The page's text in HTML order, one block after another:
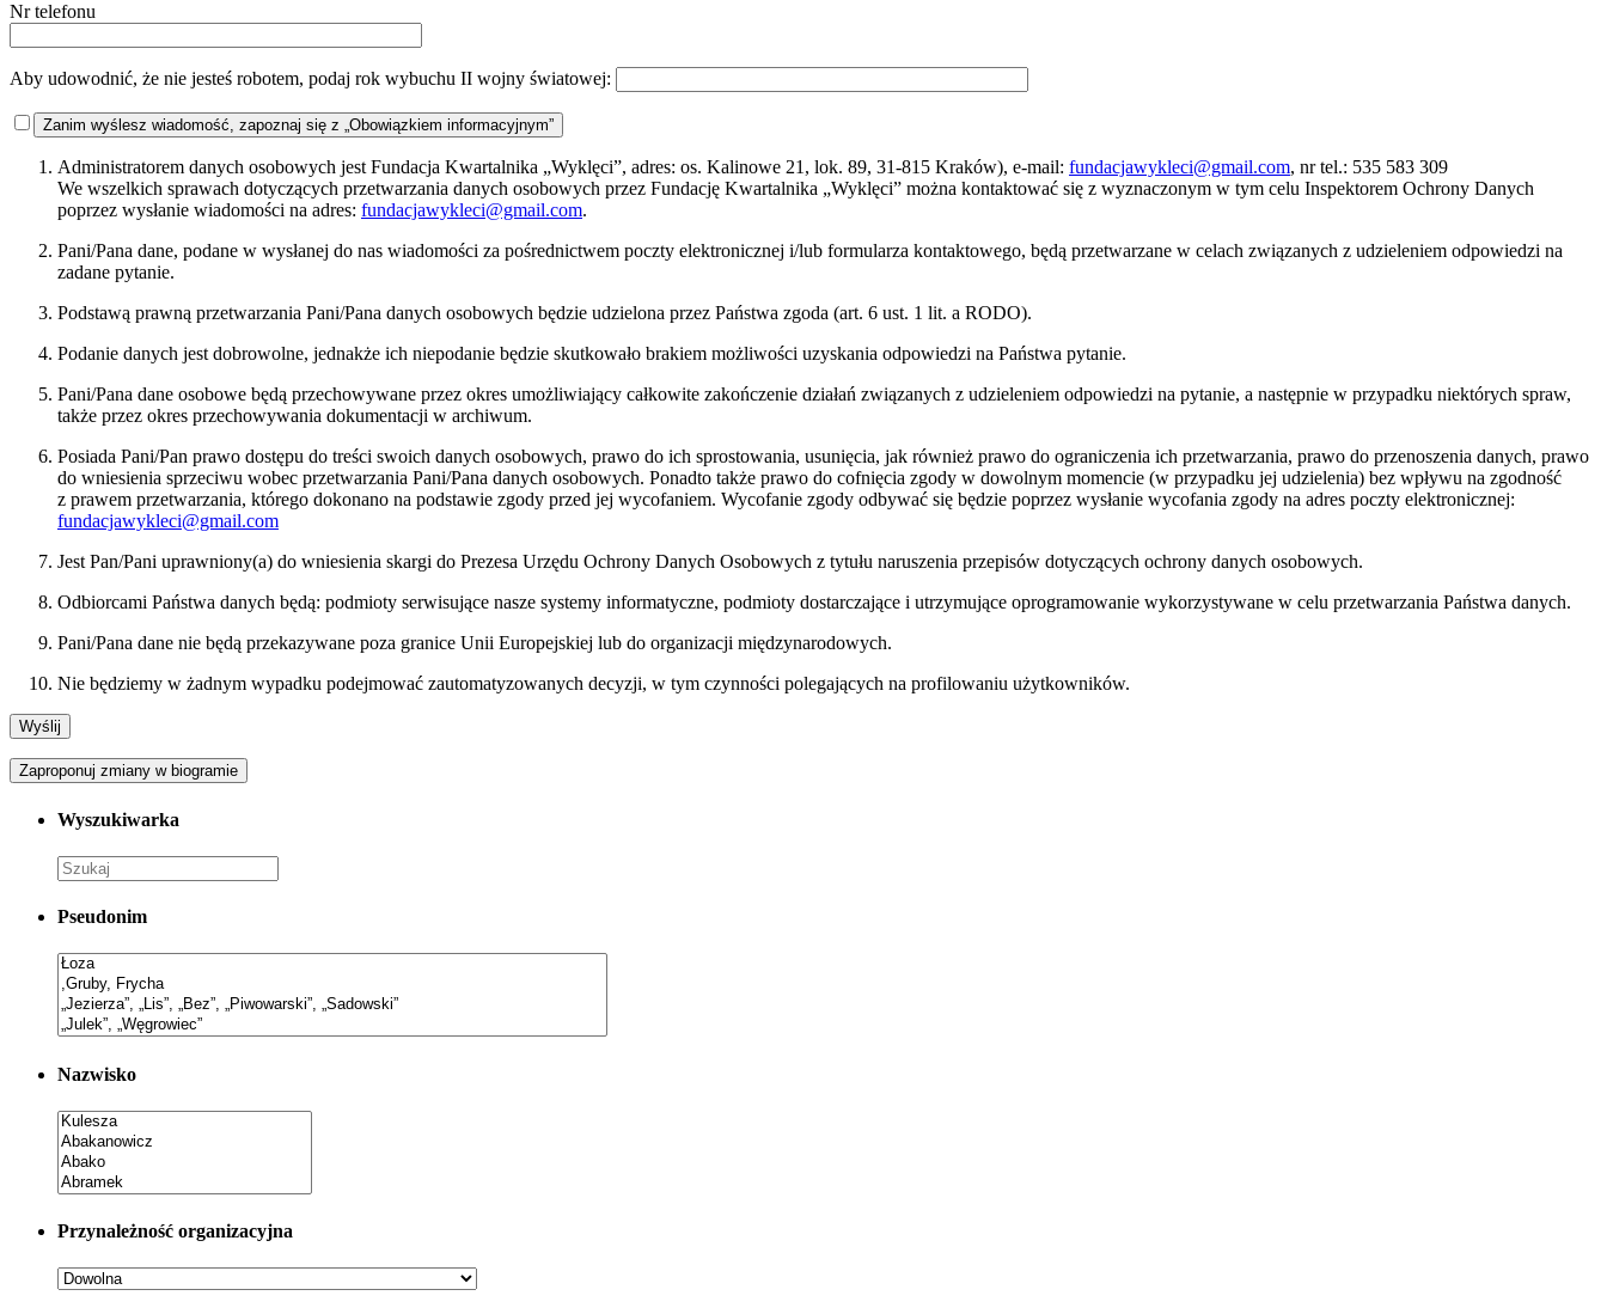
Nr telefonu
Aby udowodnić, że nie jesteś robotem, podaj rok wybuchu II wojny światowej:
Zanim wyślesz wiadomość, zapoznaj się z „Obowiązkiem informacyjnym”
Administratorem danych osobowych jest Fundacja Kwartalnika „Wyklęci”, adres: os. Kalinowe 21, lok. 89, 31-815 Kraków), e-mail: fundacjawykleci@gmail.com, nr tel.: 535 583 309
We wszelkich sprawach dotyczących przetwarzania danych osobowych przez Fundację Kwartalnika „Wyklęci” można kontaktować się z wyznaczonym w tym celu Inspektorem Ochrony Danych
poprzez wysłanie wiadomości na adres: fundacjawykleci@gmail.com.
Pani/Pana dane, podane w wysłanej do nas wiadomości za pośrednictwem poczty elektronicznej i/lub formularza kontaktowego, będą przetwarzane w celach związanych z udzieleniem odpowiedzi na
zadane pytanie.
Podstawą prawną przetwarzania Pani/Pana danych osobowych będzie udzielona przez Państwa zgoda (art. 6 ust. 1 lit. a RODO).
Podanie danych jest dobrowolne, jednakże ich niepodanie będzie skutkowało brakiem możliwości uzyskania odpowiedzi na Państwa pytanie.
Pani/Pana dane osobowe będą przechowywane przez okres umożliwiający całkowite zakończenie działań związanych z udzieleniem odpowiedzi na pytanie, a następnie w przypadku niektórych spraw,
także przez okres przechowywania dokumentacji w archiwum.
Posiada Pani/Pan prawo dostępu do treści swoich danych osobowych, prawo do ich sprostowania, usunięcia, jak również prawo do ograniczenia ich przetwarzania, prawo do przenoszenia danych, prawo
do wniesienia sprzeciwu wobec przetwarzania Pani/Pana danych osobowych. Ponadto także prawo do cofnięcia zgody w dowolnym momencie (w przypadku jej udzielenia) bez wpływu na zgodność
z prawem przetwarzania, którego dokonano na podstawie zgody przed jej wycofaniem. Wycofanie zgody odbywać się będzie poprzez wysłanie wycofania zgody na adres poczty elektronicznej:
fundacjawykleci@gmail.com
Jest Pan/Pani uprawniony(a) do wniesienia skargi do Prezesa Urzędu Ochrony Danych Osobowych z tytułu naruszenia przepisów dotyczących ochrony danych osobowych.
Odbiorcami Państwa danych będą: podmioty serwisujące nasze systemy informatyczne, podmioty dostarczające i utrzymujące oprogramowanie wykorzystywane w celu przetwarzania Państwa danych.
Pani/Pana dane nie będą przekazywane poza granice Unii Europejskiej lub do organizacji międzynarodowych.
Nie będziemy w żadnym wypadku podejmować zautomatyzowanych decyzji, w tym czynności polegających na profilowaniu użytkowników.
Zaproponuj zmiany w biogramie
Wyszukiwarka
Pseudonim
Nazwisko
Przynależność organizacyjna